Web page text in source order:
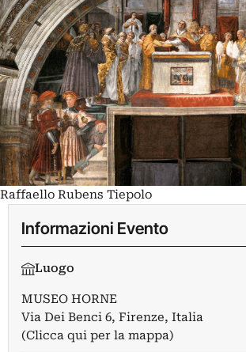
Raffaello Rubens Tiepolo
Informazioni Evento
Luogo
MUSEO HORNE
Via Dei Benci 6, Firenze, Italia
(Clicca qui per la mappa)